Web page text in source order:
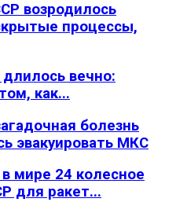
возродилось
процессы,
вечно:
как...
болезнь
эвакуировать МКС
мире 24 колесное
для ракет...